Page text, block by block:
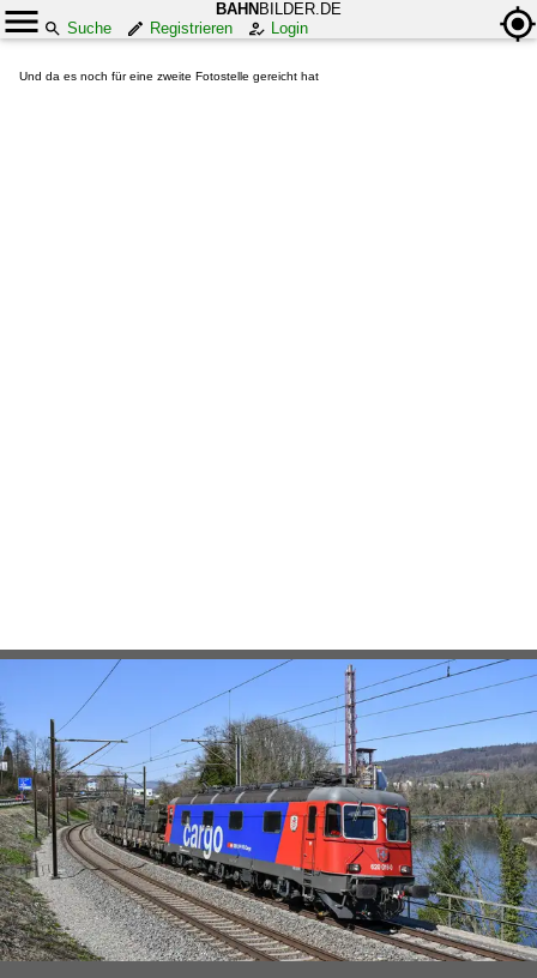
BAHN BILDER.DE
Suche
Registrieren Login
Und da es noch für eine zweite Fotostelle gereicht hat